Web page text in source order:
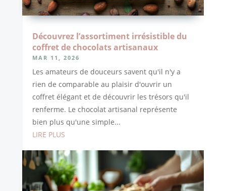
Découvrez l’assortiment irrésistible du
coffret de chocolats artisanaux
MAR 11, 2026
Les amateurs de douceurs savent qu'il n'y a
rien de comparable au plaisir d'ouvrir un
coffret élégant et de découvrir les trésors qu'il
renferme. Le chocolat artisanal représente
bien plus qu'une simple...
LIRE PLUS